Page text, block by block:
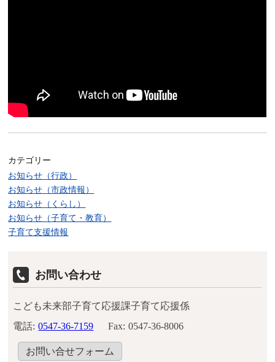
カテゴリー
お知らせ（行政）
お知らせ（市政情報）
お知らせ（くらし）
お知らせ（子育て・教育）
子育て支援情報
お問い合わせ
こども未来部子育て応援課子育て応援係
電話: 0547-36-7159 Fax: 0547-36-8006
お問い合せフォーム